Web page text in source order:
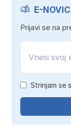
E-
Prijavi se na
Strinjam se s